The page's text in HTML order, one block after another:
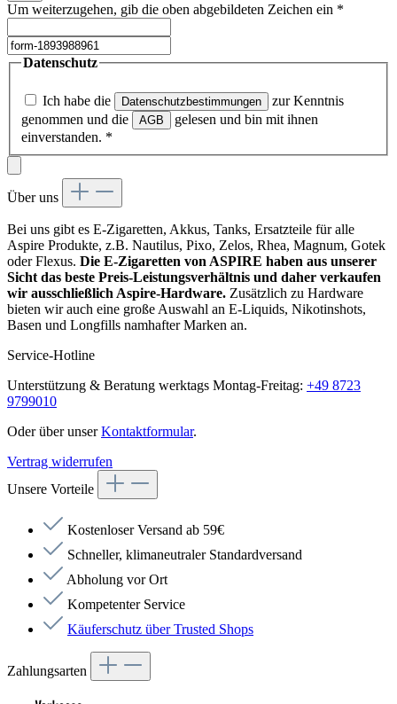
Um weiterzugehen, gib die oben abgebildeten Zeichen ein *
Datenschutz
Ich habe die Datenschutzbestimmungen
zur Kenntnis
genommen und die
AGB
gelesen und bin mit ihnen
einverstanden. *
Über uns
Bei uns gibt es E-Zigaretten, Akkus, Tanks, Ersatzteile für alle
Aspire Produkte, z.B. Nautilus, Pixo, Zelos, Rhea, Magnum, Gotek
oder Flexus. Die E-Zigaretten von ASPIRE haben aus unserer
Sicht das beste Preis-Leistungsverhältnis und daher verkaufen
wir ausschließlich Aspire-Hardware. Zusätzlich zu Hardware
bieten wir auch eine große Auswahl an E-Liquids, Nikotinshots,
Basen und Longfills namhafter Marken an.
Service-Hotline
Unterstützung & Beratung werktags Montag-Freitag: +49 8723
9799010
Oder über unserKontaktformular.
Vertrag widerrufen
Unsere Vorteile
Kostenloser Versand ab 59€
Schneller, klimaneutraler Standardversand
Abholung vor Ort
Kompetenter Service
Käuferschutz über Trusted Shops
Zahlungsarten